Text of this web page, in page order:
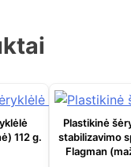
112 g.
Plastikinė
stabilizavimo
Flagman